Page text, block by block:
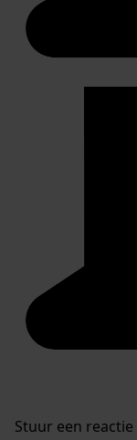
Stuur een